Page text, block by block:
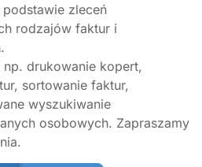
zleceń
rodzajów faktur i
drukowanie kopert,
sortowanie faktur,
wyszukiwanie
osobowych. Zapraszamy